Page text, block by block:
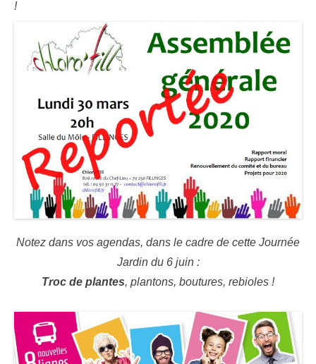
!
Notez dans vos agendas, dans le cadre de cette Journée
Jardin du 6 juin :
Troc de plantes, plantons, boutures, rebioles !